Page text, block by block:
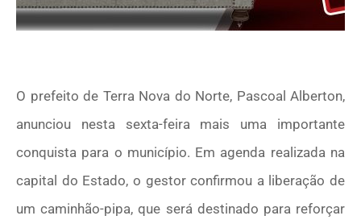
O prefeito de Terra Nova do Norte, Pascoal Alberton,
anunciou nesta sexta-feira mais uma importante
conquista para o município. Em agenda realizada na
capital do Estado, o gestor confirmou a liberação de
um caminhão-pipa, que será destinado para reforçar